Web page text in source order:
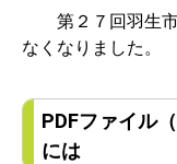
第２７回羽生市
なくなりました。
PDFファイル
には